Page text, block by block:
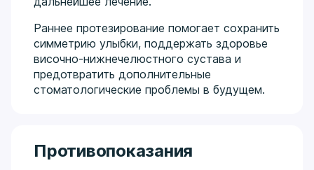
Раннее протезирование помогает сохранить
симметрию улыбки, поддержать здоровье
височно-нижнечелюстного сустава и
предотвратить дополнительные
стоматологические проблемы в будущем.
Противопоказания